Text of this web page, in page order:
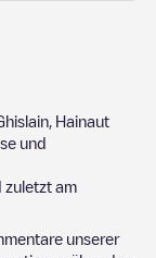
Hainaut
und
zuletzt am
unserer